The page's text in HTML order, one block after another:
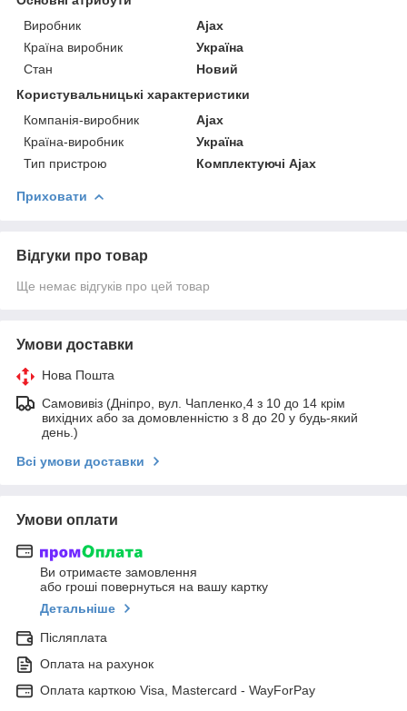
Виробник
Ajax
Країна виробник
Україна
Стан
Новий
Користувальницькі характеристики
Компанія-виробник
Ajax
Країна-виробник
Україна
Тип пристрою
Комплектуючі Ajax
Приховати
Відгуки про товар
Ще немає відгуків про цей товар
Умови доставки
Нова Пошта
Самовивіз (Дніпро, вул. Чапленко,4 з 10 до 14 крім
вихідних або за домовленністю з 8 до 20 у будь-який
день.)
Всі умови доставки
Умови оплати
Ви отримаєте замовлення
або гроші повернуться на вашу картку
Детальніше
Післяплата
Оплата на рахунок
Оплата карткою Visa, Mastercard - WayForPay